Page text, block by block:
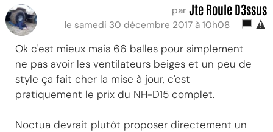
par Jte Roule D3ssus
le samedi 30 décembre 2017 à 10h08
Ok c'est mieux mais 66 balles pour simplement
ne pas avoir les ventilateurs beiges et un peu de
style ça fait cher la mise à jour, c'est
pratiquement le prix du NH-D15 complet.
Noctua devrait plutôt proposer directement un